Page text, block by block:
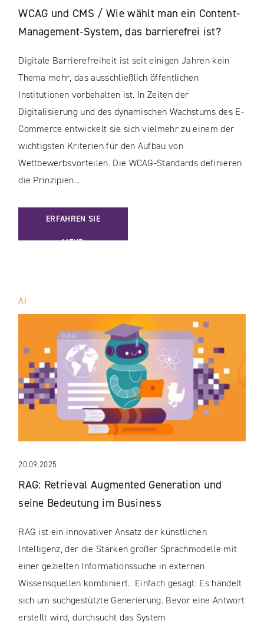
WCAG und CMS / Wie wählt man ein Content-
Management-System, das barrierefrei ist?
Digitale Barrierefreiheit ist seit einigen Jahren kein
Thema mehr, das ausschließlich öffentlichen
Institutionen vorbehalten ist. In Zeiten der
Digitalisierung und des dynamischen Wachstums des E-
Commerce entwickelt sie sich vielmehr zu einem der
wichtigsten Kriterien für den Aufbau von
Wettbewerbsvorteilen. Die WCAG-Standards definieren
die Prinzipien...
ERFAHREN SIE
MEHR
: WCAG UND CMS / WIE WÄHLT MAN EIN CONTENT-
20.09.2025
RAG: Retrieval Augmented Generation und
seine Bedeutung im Business
AI
RAG ist ein innovativer Ansatz der künstlichen
Intelligenz, der die Stärken großer Sprachmodelle mit
einer gezielten Informationssuche in externen
Wissensquellen kombiniert. Einfach gesagt: Es handelt
sich um suchgestützte Generierung. Bevor eine Antwort
erstellt wird, durchsucht das System